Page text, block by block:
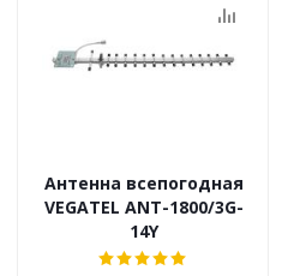
Антенна всепогодная
VEGATEL ANT-1800/3G-
14Y